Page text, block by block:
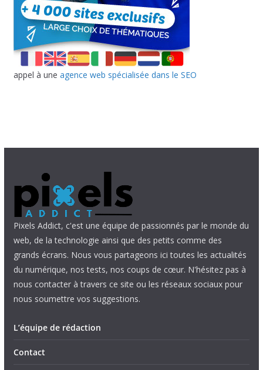
appel à une agence web spécialisée dans le SEO
Pixels Addict, c'est une équipe de passionnés par le monde du
web, de la technologie ainsi que des petits comme des
grands écrans. Nous vous partageons ici toutes les actualités
du numérique, nos tests, nos coups de cœur. N'hésitez pas à
nous contacter à travers ce site ou les réseaux sociaux pour
nous soumettre vos suggestions.
L’équipe de rédaction
Contact